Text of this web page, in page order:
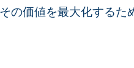
の価値を最大化するた